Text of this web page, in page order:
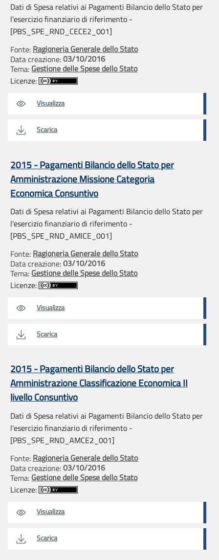
Dati di Spesa relativi ai Pagamenti Bilancio dello Stato per
l'esercizio finanziario di riferimento -
[PBS_SPE_RND_CECE2_001]
Fonte: Ragioneria Generale dello Stato
Data creazione:03/10/2016
Tema: Gestione delle Spese dello Stato
Licenze:
Visualizza
Scarica
2015 - Pagamenti Bilancio dello Stato per
Amministrazione Missione Categoria
Economica Consuntivo
Dati di Spesa relativi ai Pagamenti Bilancio dello Stato per
l'esercizio finanziario di riferimento -
[PBS_SPE_RND_AMICE_001]
Fonte: Ragioneria Generale dello Stato
Data creazione:03/10/2016
Tema: Gestione delle Spese dello Stato
Licenze:
Visualizza
Scarica
2015 - Pagamenti Bilancio dello Stato per
Amministrazione Classificazione Economica II
livello Consuntivo
Dati di Spesa relativi ai Pagamenti Bilancio dello Stato per
l'esercizio finanziario di riferimento -
[PBS_SPE_RND_AMCE2_001]
Fonte: Ragioneria Generale dello Stato
Data creazione:03/10/2016
Tema: Gestione delle Spese dello Stato
Licenze:
Visualizza
Scarica